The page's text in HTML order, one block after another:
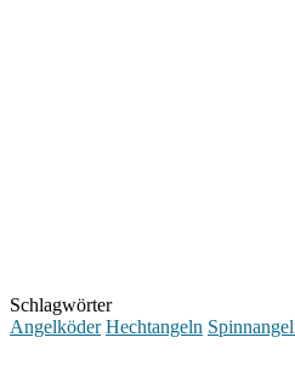
Schlagwörter
Angelköder Hechtangeln